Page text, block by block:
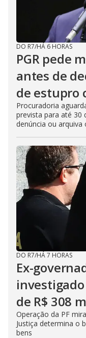
DO R7/HÁ 6 HORAS
PGR pede
antes de
de estupro
Procuradoria
prevista para até 30
denúncia ou arquiva
DO R7/HÁ 7 HORAS
Ex-
de R$ 308
Operação da PF
Justiça determina o
bens